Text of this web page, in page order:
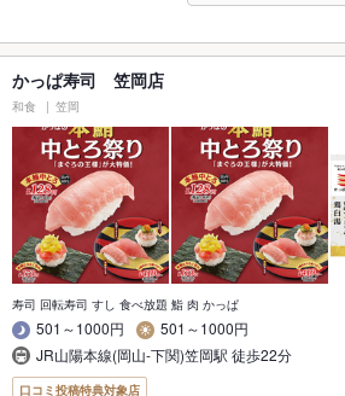
かっぱ寿司 笠岡店
和食 笠岡
寿司 回転寿司 すし 食べ放題 鮨 肉 かっぱ
501～1000円
501～1000円
JR山陽本線(岡山-下関)笠岡駅 徒歩22分
口コミ投稿特典対象店